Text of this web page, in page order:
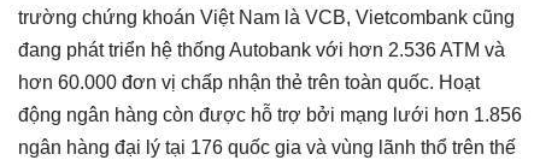
trường chứng khoán Việt Nam là VCB, Vietcombank cũng
đang phát triển hệ thống Autobank với hơn 2.536 ATM và
hơn 60.000 đơn vị chấp nhận thẻ trên toàn quốc. Hoạt
động ngân hàng còn được hỗ trợ bởi mạng lưới hơn 1.856
ngân hàng đại lý tại 176 quốc gia và vùng lãnh thổ trên thế